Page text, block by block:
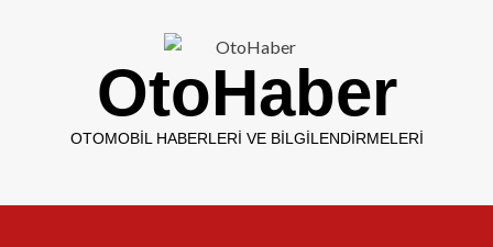
OtoHaber
OTOMOBIL HABERLERI VE BILGILENDIRMELERI